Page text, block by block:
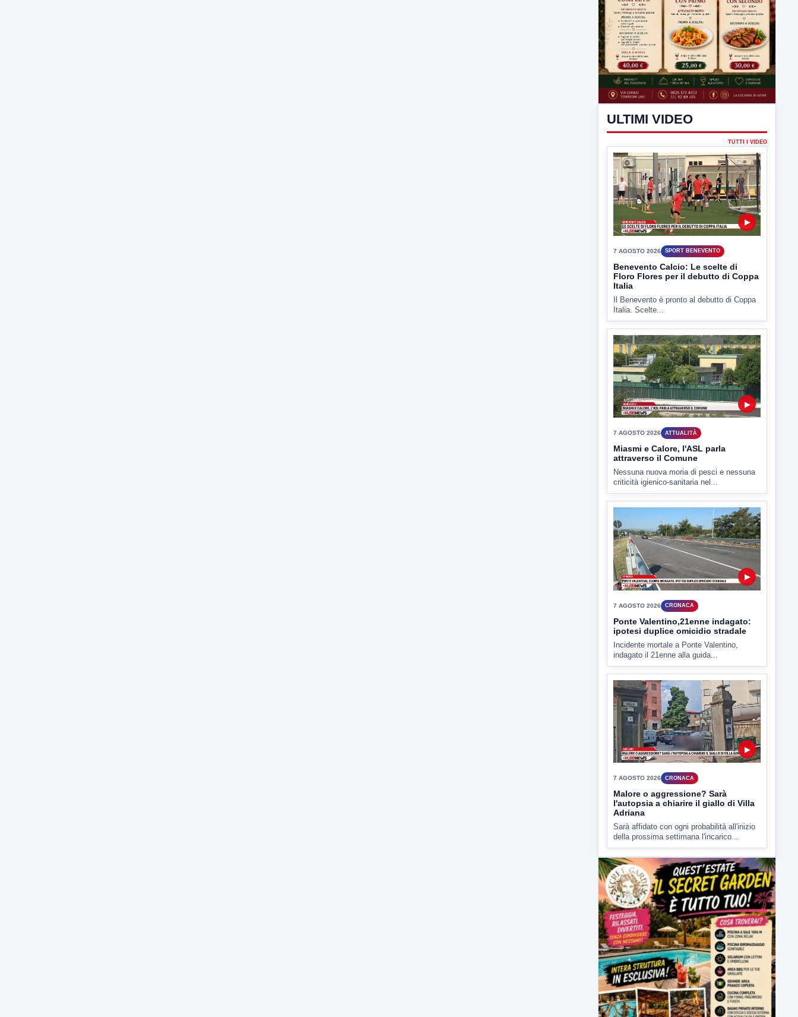
ULTIMI VIDEO
▶
7 AGOSTO 2026 SPORT BENEVENTO
Benevento Calcio: Le scelte di
Floro Flores per il debutto di Coppa
Italia
Il Benevento è pronto al debutto di Coppa
Italia. Scelte...
▶
7 AGOSTO 2026 ATTUALITÀ
Miasmi e Calore, l'ASL parla
attraverso il Comune
Nessuna nuova moria di pesci e nessuna
criticità igienico-sanitaria nel...
▶
7 AGOSTO 2026 CRONACA
Ponte Valentino,21enne indagato:
ipotesi duplice omicidio stradale
Incidente mortale a Ponte Valentino,
indagato il 21enne alla guida...
▶
7 AGOSTO 2026 CRONACA
Malore o aggressione? Sarà
l'autopsia a chiarire il giallo di Villa
Adriana
Sarà affidato con ogni probabilità all'inizio
della prossima settimana l'incarico...